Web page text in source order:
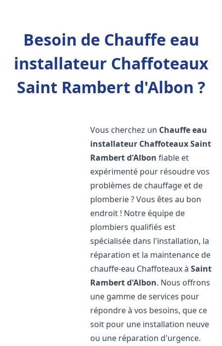
Besoin de Chauffe eau
installateur Chaffoteaux
Saint Rambert d'Albon ?
Vous cherchez un Chauffe eau
installateur ChaffoteauxSaint
Rambert d'Albon fiable et
expérimenté pour résoudre vos
problèmes de chauffage et de
plomberie ? Vous êtes au bon
endroit ! Notre équipe de
plombiers qualifiés est
spécialisée dans l'installation, la
réparation et la maintenance de
chauffe-eau Chaffoteaux àSaint
Rambert d'Albon. Nous offrons
une gamme de services pour
répondre à vos besoins, que ce
soit pour une installation neuve
ou une réparation d'urgence.